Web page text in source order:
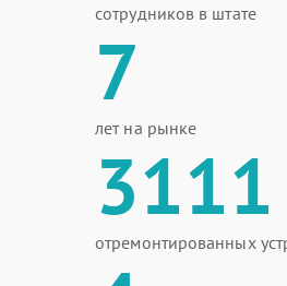
сотрудников в штате
7
лет на рынке
3111
отремонтированных